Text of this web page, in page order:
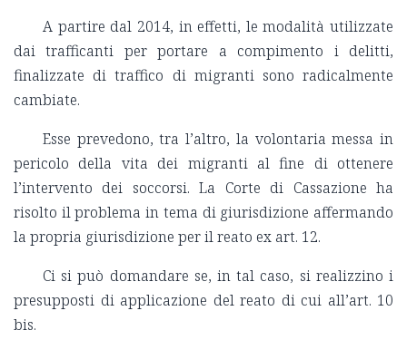
A partire dal 2014, in effetti, le modalità utilizzate
dai trafficanti per portare a compimento i delitti,
finalizzate di traffico di migranti sono radicalmente
cambiate.
Esse prevedono, tra l’altro, la volontaria messa in
pericolo della vita dei migranti al fine di ottenere
l’intervento dei soccorsi. La Corte di Cassazione ha
risolto il problema in tema di giurisdizione affermando
la propria giurisdizione per il reato ex art. 12.
Ci si può domandare se, in tal caso, si realizzino i
presupposti di applicazione del reato di cui all’art. 10
bis.